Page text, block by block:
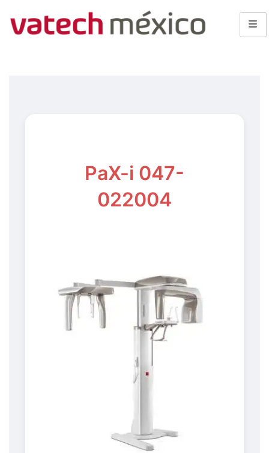
PaX-i 047-
022004